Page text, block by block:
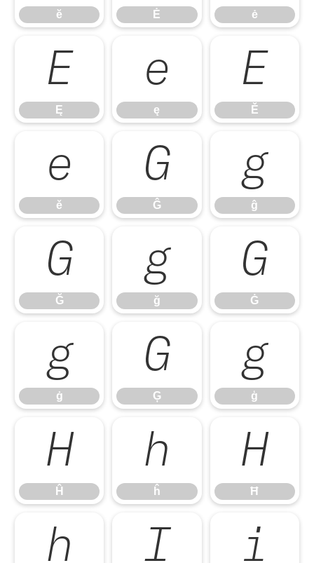
ĕ Ė ė
Ę
Ę
ę
ę
Ě
Ě
ě
ě
Ĝ
Ĝ
ĝ
ĝ
Ğ
Ğ
ğ
ğ
Ġ
Ġ
ġ
ġ
Ģ
Ģ
ģ
ģ
Ĥ
Ĥ
ĥ
ĥ
Ħ
Ħ
ħ Ĩ ĩ